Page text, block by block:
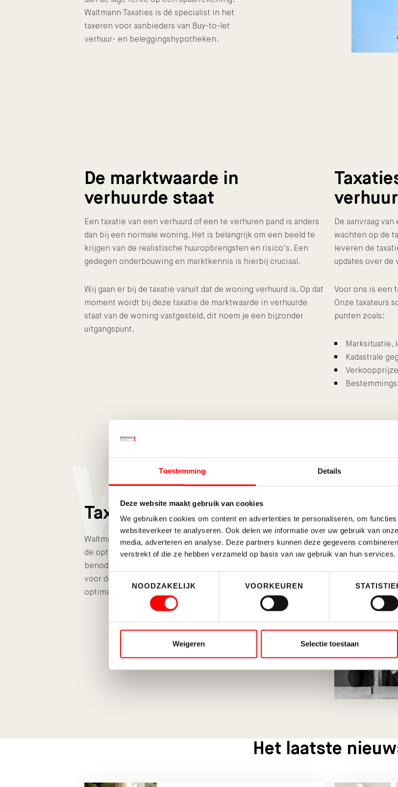
Toestemming Details
Deze website maakt gebruik van cookies
We gebruiken cookies om content en advertenties te personaliseren, om
websiteverkeer te analyseren. Ook delen we informatie over uw gebruik van
media, adverteren en analyse. Deze partners kunnen deze gegevens
verstrekt of die ze hebben verzameld op basis van uw gebruik van hun services.
Toestemmingsselectie
NOODZAKELIJK
VOORKEUREN
Weigeren Selectie toestaan
Waltmann Taxaties is dé specialist in het
taxeren voor aanbieders van Buy-to-let
verhuur- en beleggingshypotheken.
De marktwaarde in
verhuurde staat
Een taxatie van een verhuurd of een te verhuren pand is anders
dan bij een normale woning. Het is belangrijk om een beeld te
krijgen van de realistische huuropbrengsten en risico’s. Een
gedegen onderbouwing en marktkennis is hierbij cruciaal.
Wij gaan er bij de taxatie vanuit dat de woning verhuurd is. Op dat
moment wordt bij deze taxatie de marktwaarde in verhuurde
staat van de woning vastgesteld, dit noem je een bijzonder
uitgangspunt.
De aanvraag
wachten op de
leveren de
updates over de
Voor ons is een
Onze taxateurs
punten zoals:
Marksituatie,
Kadastrale
Taxaties
Waltmann Taxaties geeft adviezen over bijvoorbeeld
de optimalisatie van een verhuursituatie of
benodigde vergunningen. Een goede eerste stap
voor de beginnende belegger of voor een
optimalisatieslag van een bestaande portefeuille.
Het laatste